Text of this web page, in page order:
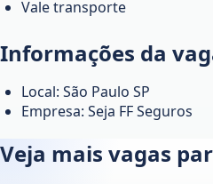
Vale transporte
Informações da
Local: São Paulo SP
Empresa: Seja FF Seguros
Veja mais vagas